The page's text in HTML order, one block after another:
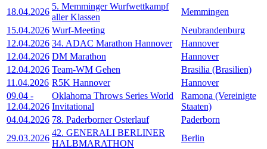
18.04.2026
5. Memminger Wurfwettkampf
aller Klassen
Memmingen
15.04.2026 Wurf-Meeting
Neubrandenburg
12.04.2026 34. ADAC Marathon Hannover
Hannover
12.04.2026 DM Marathon
Hannover
12.04.2026 Team-WM Gehen
Brasilia (Brasilien)
11.04.2026 R5K Hannover
Hannover
09.04 -
12.04.2026
Oklahoma Throws Series World
Invitational
Ramona (Vereinigte
Staaten)
04.04.2026 78. Paderborner Osterlauf
Paderborn
29.03.2026
42. GENERALI BERLINER
HALBMARATHON
Berlin